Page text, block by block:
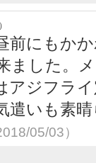
前にもか
ました。
アジフラ
遣いも素
05/03）